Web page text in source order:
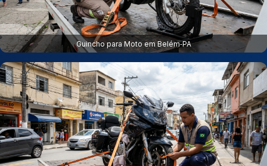
Guincho para Moto em Belém‑PA